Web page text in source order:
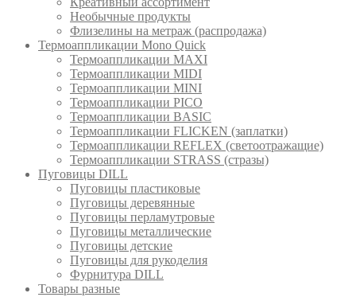
Необычные продукты
Флизелины на метраж (распродажа)
Термоаппликации Mono Quick
Термоаппликации MAXI
Термоаппликации MIDI
Термоаппликации MINI
Термоаппликации PICO
Термоаппликации BASIC
Термоаппликации FLICKEN (заплатки)
Термоаппликации REFLEX (светоотражащие)
Термоаппликации STRASS (стразы)
Пуговицы DILL
Пуговицы пластиковые
Пуговицы деревянные
Пуговицы перламутровые
Пуговицы металлические
Пуговицы детские
Пуговицы для рукоделия
Фурнитура DILL
Товары разные